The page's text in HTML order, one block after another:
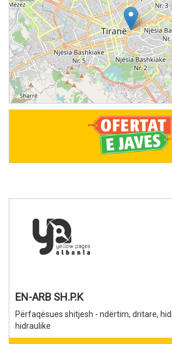
EN-ARB SH.P.K
Përfaqësues shitjesh - ndërtim, dritare,
hidraulike